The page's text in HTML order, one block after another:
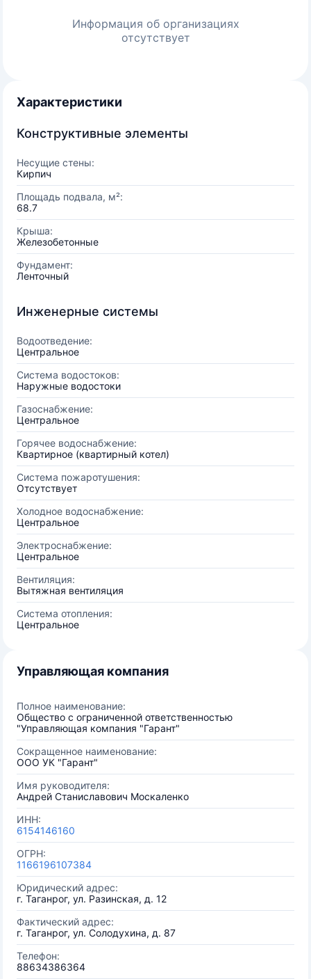
Информация об организациях
отсутствует
Характеристики
Конструктивные элементы
Несущие стены:
Кирпич
Площадь подвала, м²:
68.7
Крыша:
Железобетонные
Фундамент:
Ленточный
Инженерные системы
Водоотведение:
Центральное
Система водостоков:
Наружные водостоки
Газоснабжение:
Центральное
Горячее водоснабжение:
Квартирное (квартирный котел)
Система пожаротушения:
Отсутствует
Холодное водоснабжение:
Центральное
Электроснабжение:
Центральное
Вентиляция:
Вытяжная вентиляция
Система отопления:
Центральное
Управляющая компания
Полное наименование:
Общество с ограниченной ответственностью
"Управляющая компания "Гарант"
Сокращенное наименование:
ООО УК "Гарант"
Имя руководителя:
Андрей Станиславович Москаленко
ИНН:
6154146160
ОГРН:
1166196107384
Юридический адрес:
г. Таганрог, ул. Разинская, д. 12
Фактический адрес:
г. Таганрог, ул. Солодухина, д. 87
Телефон:
88634386364